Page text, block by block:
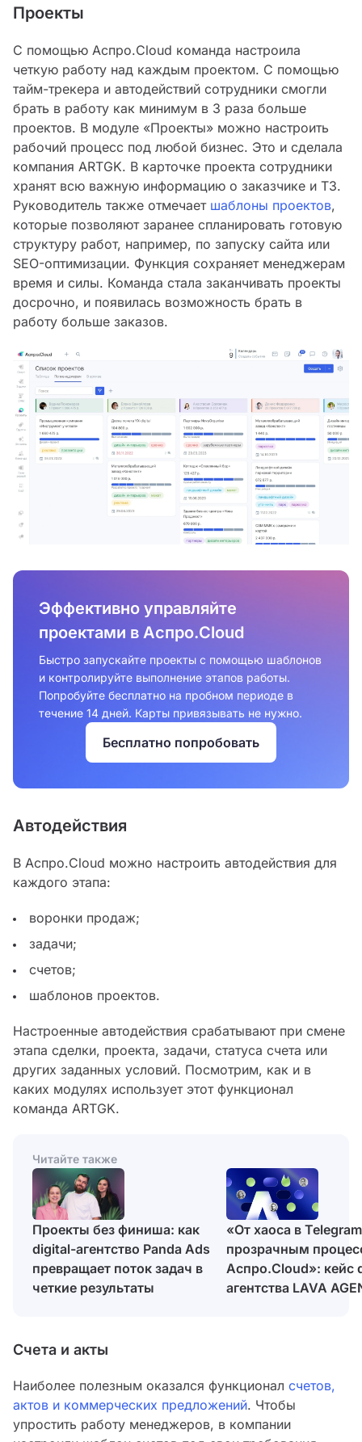
Проекты
С помощью Аспро.Cloud команда настроила
четкую работу над каждым проектом. С помощью
тайм-трекера и автодействий сотрудники смогли
брать в работу как минимум в 3 раза больше
проектов. В модуле «Проекты» можно настроить
рабочий процесс под любой бизнес. Это и сделала
компания ARTGK. В карточке проекта сотрудники
хранят всю важную информацию о заказчике и ТЗ.
Руководитель также отмечает шаблоны проектов,
которые позволяют заранее спланировать готовую
структуру работ, например, по запуску сайта или
SEO-оптимизации. Функция сохраняет менеджерам
время и силы. Команда стала заканчивать проекты
досрочно, и появилась возможность брать в
работу больше заказов.
Эффективно управляйте
проектами в Аспро.Cloud
Быстро запускайте проекты с помощью шаблонов
и контролируйте выполнение этапов работы.
Попробуйте бесплатно на пробном периоде в
течение 14 дней. Карты привязывать не нужно.
Бесплатно попробовать
Автодействия
В Аспро.Cloud можно настроить автодействия для
каждого этапа:
воронки продаж;
задачи;
счетов;
шаблонов проектов.
Настроенные автодействия срабатывают при смене
этапа сделки, проекта, задачи, статуса счета или
других заданных условий. Посмотрим, как и в
каких модулях использует этот функционал
команда ARTGK.
Читайте также
Проекты без финиша: как
digital-агентство Panda Ads
превращает поток задач в
четкие результаты
«От хаоса в
прозрачным
Аспро.Cloud»: кейс
агентства LAVA
Счета и акты
Наиболее полезным оказался функционал счетов,
актов и коммерческих предложений. Чтобы
упростить работу менеджеров, в компании